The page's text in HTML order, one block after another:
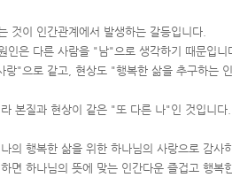
것이 인간관계에서 발생하는 갈등입니다.
인은 다른 사람을 "남"으로 생각하기 때문입
랑"으로 같고, 현상도 "행복한 삶을 추구하는
본질과 현상이 같은 "또 다른 나"인 것입니
의 행복한 삶을 위한 하나님의 사랑으로 감사
면 하나님의 뜻에 맞는 인간다운 즐겁고 행복